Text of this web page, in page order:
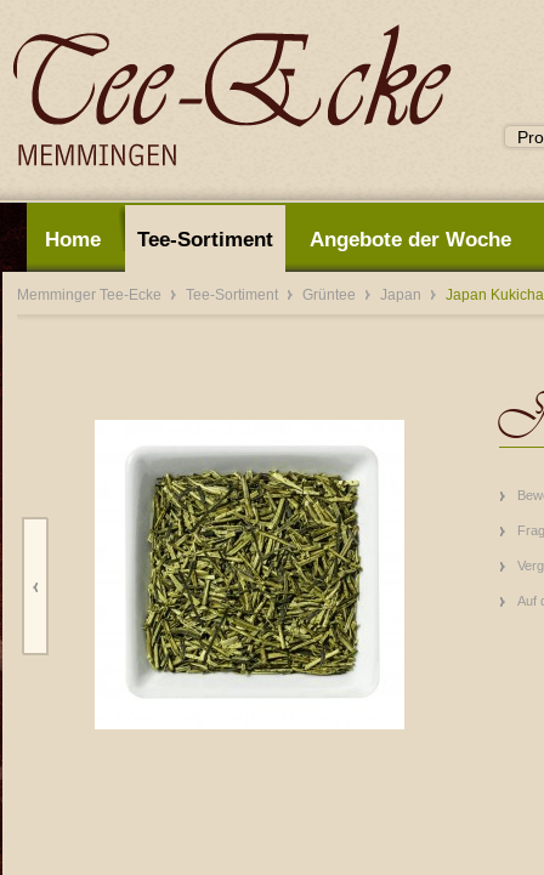
Home Tee-Sortiment Angebote der Woche
Memminger Tee-Ecke Tee-Sortiment Grüntee Japan Japan
Auf